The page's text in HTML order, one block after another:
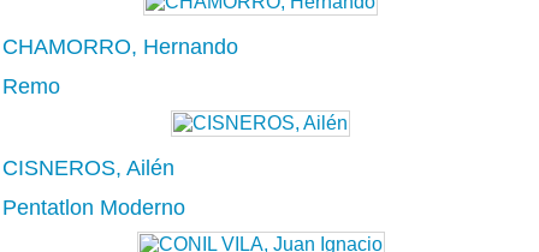
CHAMORRO, Hernando
Remo
CISNEROS, Ailén
Pentatlon Moderno